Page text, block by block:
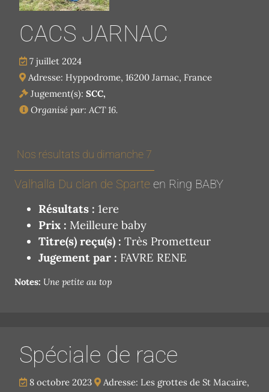
CACS JARNAC
7 juillet 2024
Adresse: Hyppodrome, 16200 Jarnac, France
Jugement(s): SCC,
Organisé par: ACT 16.
Nos résultats du dimanche 7
Valhalla Du clan de Sparte en Ring BABY
Résultats : 1ere
Prix : Meilleure baby
Titre(s) reçu(s) : Très Prometteur
Jugement par : FAVRE RENE
Notes: Une petite au top
Spéciale de race
8 octobre 2023 Adresse: Les grottes de St Macaire,